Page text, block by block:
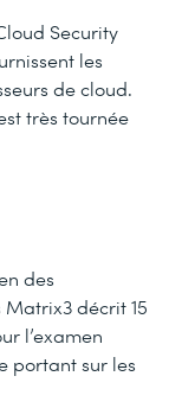
Security
les
de cloud.
très tournée
des
décrit 15
l’examen
portant sur les